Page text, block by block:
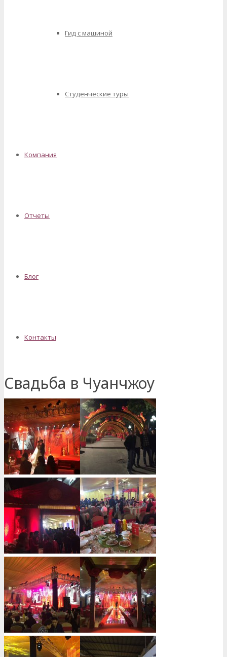
Гид с машиной
Студенческие туры
Компания
Отчеты
Блог
Контакты
Свадьба в Чуанчжоу